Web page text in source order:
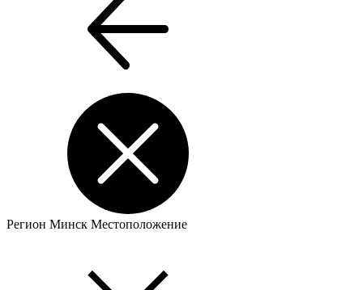
Регион Минск Местоположение